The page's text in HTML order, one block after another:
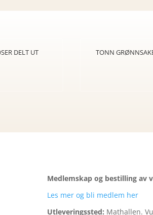
DELT UT TONN
Medlemskap og bestilling av
Les mer og bli medlem her
Utleveringssted: Mathallen.